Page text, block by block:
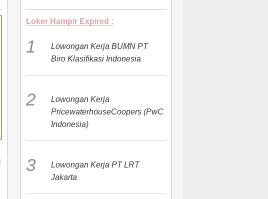
Loker Hampir Expired :
Lowongan Kerja BUMN PT
Biro Klasifikasi Indonesia
Lowongan Kerja
PricewaterhouseCoopers (PwC
Indonesia)
Lowongan Kerja PT LRT
Jakarta